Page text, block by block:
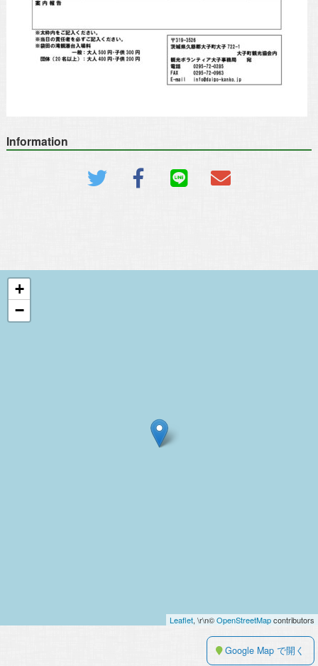
Information
+
−
Leaflet, \r\n©OpenStreetMapcontributors
Google Map で開く